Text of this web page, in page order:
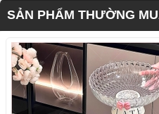
SẢN PHẨM THƯỜNG